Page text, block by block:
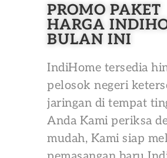
PROMO PAKET
HARGA
BULAN INI
IndiHome tersedia
pelosok negeri
jaringan di tempat
Anda Kami periksa
mudah, Kami siap